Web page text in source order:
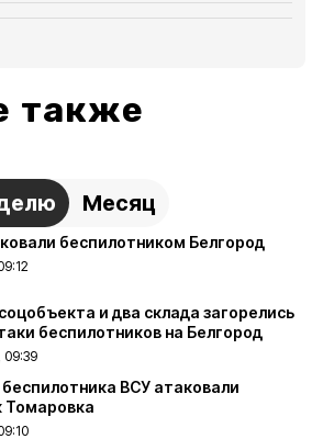
также
Месяц
беспилотником Белгород
и два склада загорелись
беспилотников на Белгород
09:39
ВСУ атаковали
Томаровка